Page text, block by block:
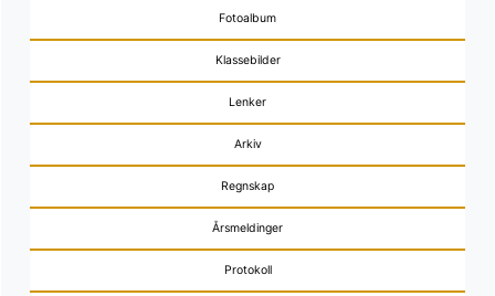
Fotoalbum
Klassebilder
Lenker
Arkiv
Regnskap
Årsmeldinger
Protokoll